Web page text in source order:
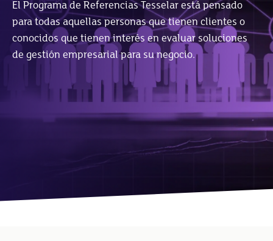
El Programa de Referencias Tesselar está pensado
para todas aquellas personas que tienen clientes o
conocidos que tienen interés en evaluar soluciones
de gestión empresarial para su negocio.